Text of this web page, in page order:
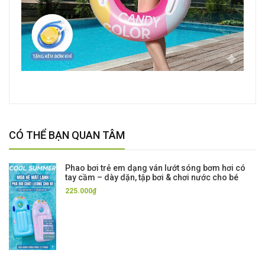
CÓ THỂ BẠN QUAN TÂM
Phao bơi trẻ em dạng ván lướt sóng bơm hơi có
tay cầm – dày dặn, tập bơi & chơi nước cho bé
225.000₫